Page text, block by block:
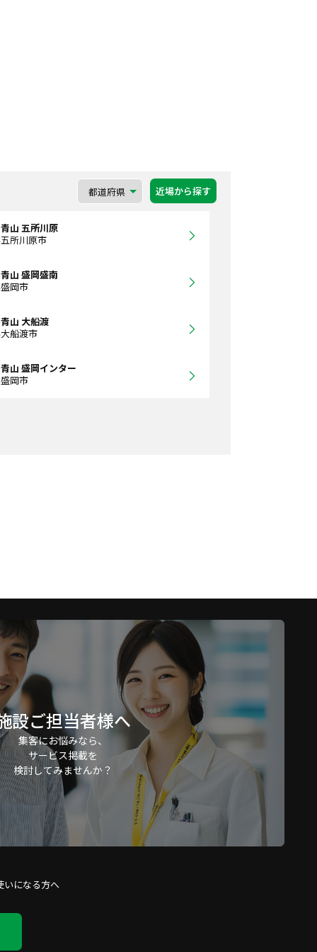
近場から探す
山 五所川原
所川原市
山 盛岡盛南
岡市
山 大船渡
船渡市
山 盛岡インター
岡市
設ご担当者様へ
集客にお悩みなら、
サービス掲載を
検討してみませんか？
いになる方へ